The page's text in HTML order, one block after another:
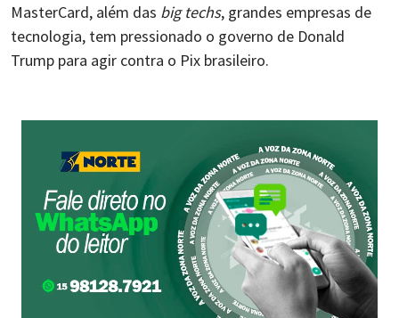
MasterCard, além das big techs, grandes empresas de
tecnologia, tem pressionado o governo de Donald
Trump para agir contra o Pix brasileiro.